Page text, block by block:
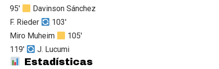
95'
Davinson Sánchez
F. Rieder
103'
Miro Muheim
105'
119'
J. Lucumi
Estadísticas